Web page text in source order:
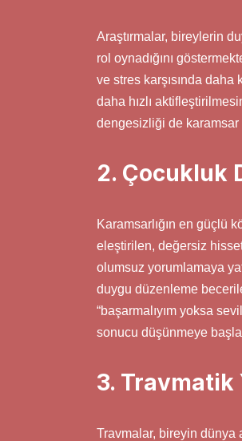
Araştırmalar, bireylerin
rol oynadığını
ve stres karşısında
daha hızlı
dengesizliği de karamsar
2. Çocukluk
Karamsarlığın en güçlü
eleştirilen, değersiz
olumsuz yorumlamaya
duygu düzenleme
“başarmalıyım yoksa
sonucu düşünmeye
3. Travmatik
Travmalar, bireyin dünya